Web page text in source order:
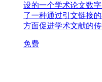
设的一个学术论文数
了一种通过引文链接
方面促进学术文献的传
免费